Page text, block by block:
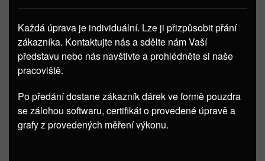
Každá úprava je individuální. Lze ji přizpůsobit přání
zákazníka. Kontaktujte nás a sdělte nám Vaší
představu nebo nás navštivte a prohlédněte si naše
pracoviště.
Po předání dostane zákazník dárek ve formě pouzdra
se zálohou softwaru, certifikát o provedené úpravě a
grafy z provedených měření výkonu.